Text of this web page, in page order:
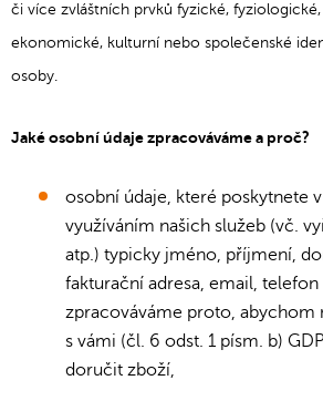
či více zvláštních prvků fyzické,
ekonomické, kulturní nebo společenské
osoby.
Jaké osobní údaje zpracováváme a proč?
osobní údaje, které poskytnete
využíváním našich služeb (vč.
atp.) typicky jméno, příjmení,
fakturační adresa, email,
zpracováváme proto,
s vámi (čl. 6 odst. 1 písm. b)
doručit zboží,